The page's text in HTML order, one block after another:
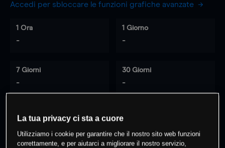
Accedi per sbloccare le funzioni grafiche avanzate
1 Ora
-
1 Giorno
-
7 Giorni
-
30 Giorni
-
% dei clienti hanno posizioni
questo prodotto
La tua privacy ci sta a cuore
Utilizziamo i cookie per garantire che il nostro sito web funzioni
correttamente, e per aiutarci a migliorare il nostro servizio,